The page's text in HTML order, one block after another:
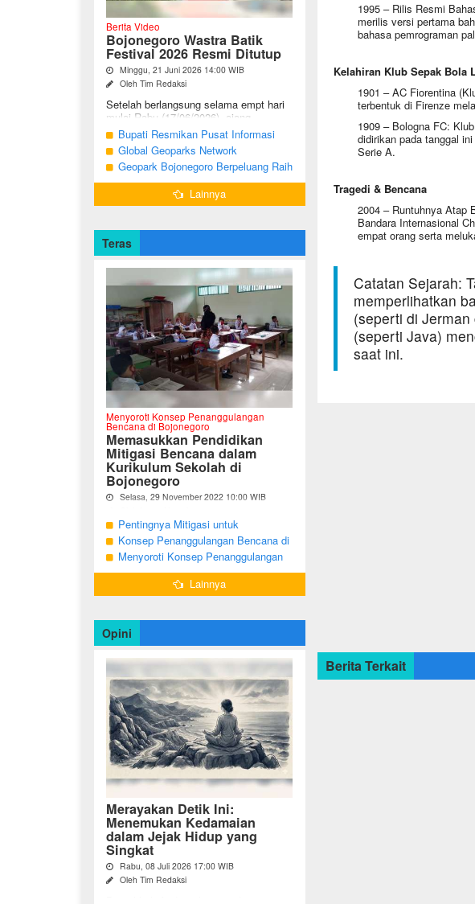
1995 – Rilis Resmi
merilis versi pertama
bahasa pemrograman
Kelahiran Klub Sepak Bola
1901 – AC Fiorentina
terbentuk di Firenze
1909 – Bologna FC:
didirikan pada tanggal
Serie A.
Tragedi & Bencana
2004 – Runtuhnya Atap
Bandara Internasional
empat orang serta
Catatan Sejarah:
memperlihatkan
(seperti di
(seperti Java)
saat ini.
Berita Terkait
Berita Video
Bojonegoro Wastra Batik
Festival 2026 Resmi Ditutup
Minggu, 21 Juni 2026 14:00 WIB
Oleh Tim Redaksi
Setelah berlangsung selama empt hari
mulai Rabu (17/06/2026), ajang
Bojonegoro Wastra Batik Festival
(BWBF) 2026 resmi ditutup oleh Ketua
Dekranasda ...
Bupati Resmikan Pusat Informasi
Geologi Geopark Bojonegoro
Global Geoparks Network
Association Kunjungi Sejumlah
Geosite di Bojonegoro
Geopark Bojonegoro Berpeluang Raih
UNESCO Global Geopark
Lainnya
Teras
Menyoroti Konsep Penanggulangan
Bencana di Bojonegoro
Memasukkan Pendidikan
Mitigasi Bencana dalam
Kurikulum Sekolah di
Bojonegoro
Selasa, 29 November 2022 10:00 WIB
"Berdasarkan Undang-undang Nomor 24
Tahun 2007, tentang Penanggulangan
Bencana, Pemerintah dan Pemerintah
Daerah menjadi penanggung jawab
dalam penyelenggaraan
penanggulangan bencana. ...
Pentingnya Mitigasi untuk
Mengurangi Risiko Bencana di
Bojonegoro
Konsep Penanggulangan Bencana di
Bojonegoro Masih Mengutamakan
Tanggap Darurat
Menyoroti Konsep Penanggulangan
Bencana di Kabupaten Bojonegoro
Lainnya
Opini
Merayakan Detik Ini:
Menemukan Kedamaian
dalam Jejak Hidup yang
Singkat
Rabu, 08 Juli 2026 17:00 WIB
Oleh Tim Redaksi